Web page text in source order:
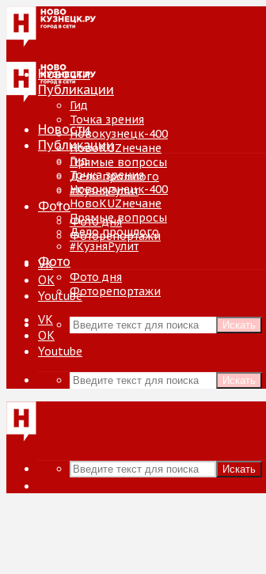
Новости
Публикации
Гид
Точка зрения
Новокузнецк-400
НовоKUZнечане
Прямые вопросы
Дело прошлого
#КузняРулит
Фото
Фото дня
Фоторепортажи
VK
ОК
Youtube
Искать
Новости
Публикации
Гид
Точка зрения
Новокузнецк-400
НовоKUZнечане
Прямые вопросы
Дело прошлого
#КузняРулит
Фото
Фото дня
Фоторепортажи
VK
ОК
Youtube
Искать
Искать